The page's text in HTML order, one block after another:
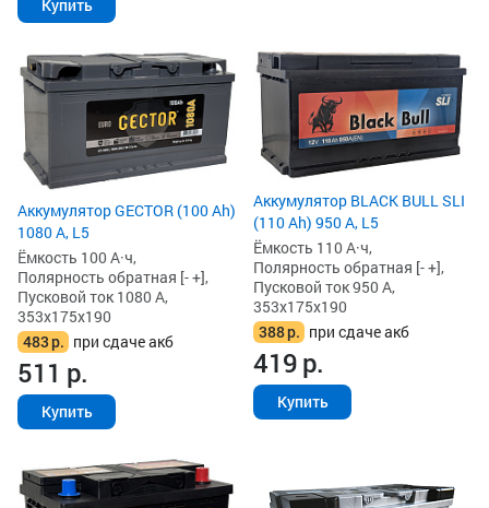
Купить
Аккумулятор GECTOR (100 Ah)
1080 А, L5
Ёмкость 100 А·ч,
Полярность обратная [- +],
Пусковой ток 1080 А,
353x175x190
483р. при сдаче акб
511 р.
Купить
Аккумулятор BLACK BULL SLI
(110 Ah) 950 А, L5
Ёмкость 110 А·ч,
Полярность обратная [- +],
Пусковой ток 950 А,
353x175x190
388р. при сдаче акб
419р.
Купить